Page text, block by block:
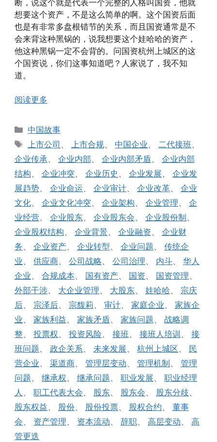
断，说这个就是代表一个完整的人格叫国资，他就
想要这个资产，不是这么简单的啊。这个国资后面
也是有非常多盘根错节的关系，而且国资通常是不
会来背这种黑锅的，说我想要这个娃哈哈的资产，
他这种黑锅一定不会背的。问国资杭州上城区的这
个国资说，你们这事知道吧？人家说了，我不知
道。
阅读更多
分
类
中国故事
标
签
上市公司 、上市合规、 中国企业、二代接班、
企业传承、 企业内部、 企业内部矛盾、 企业内部
结构、 企业冲突、 企业历史 、 企业发展、 企业发
展趋势、 企业命运、 企业审计、 企业改革、 企业
文化、 企业文化冲突、 企业架构、 企业管理、 企
业经营、 企业股东、 企业股东会、 企业股份制 、
企业股权结构、 企业背景、 企业融资、 企业财
务、 企业资产、 企业转型、 企业问题、 传统企
业、 供应商、 公司战略、 公司治理、 内斗、 华人
企业、 合规成本、 国有资产、 国资、 国资管理、
外部干涉、 大企业管理、 大股东、 娃哈哈、 宗庆
后、 宗泽后、 宗馥莉、 审计、 家庭企业、 家族企
业、 家族利益、 家族矛盾、 家族问题、 战略调
整、 投票权 、 投资风险、 接班、 接班人培训 、 接
班问题、 政企关系、 未来发展、 杭州上城区、 民
营企业、 渠道商、 管理层变动、 管理机制 、 管理
问题、 继承权 、 继承问题、 职业发展、 职业经理
人 、 职工代表大会、 股东、 股东会、 股东分歧、
股东权益、 股份、 股份投票、 股权合约、 董事
会、 资产管理、 资本流动、 辞职、 高层变动、 高
管更迭